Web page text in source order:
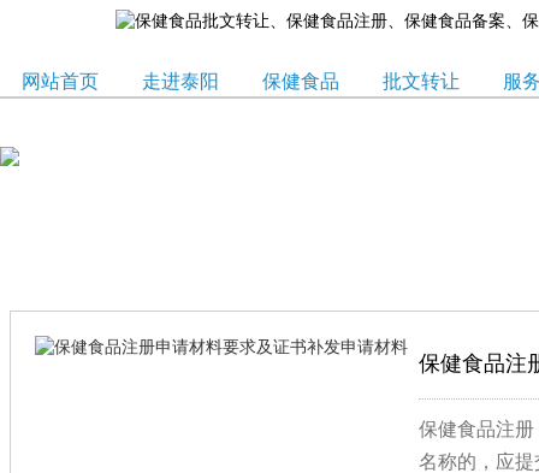
网站首页 走进泰阳 保健食品 批文转让 服
保健食品注
保健食品注
名称的，应